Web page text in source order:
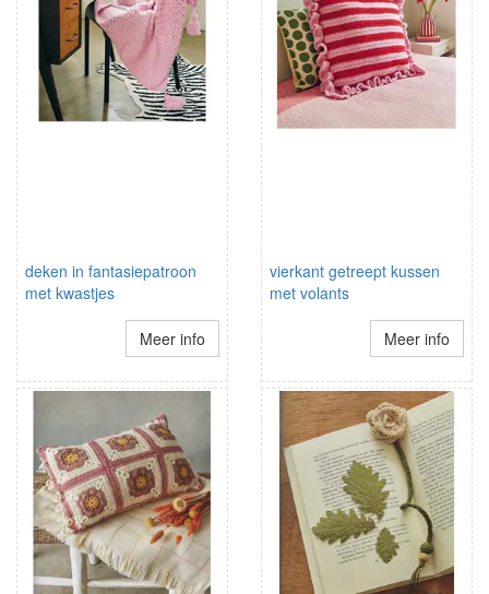
deken in fantasiepatroon
met kwastjes
Meer info
vierkant getreept kussen
met volants
Meer info